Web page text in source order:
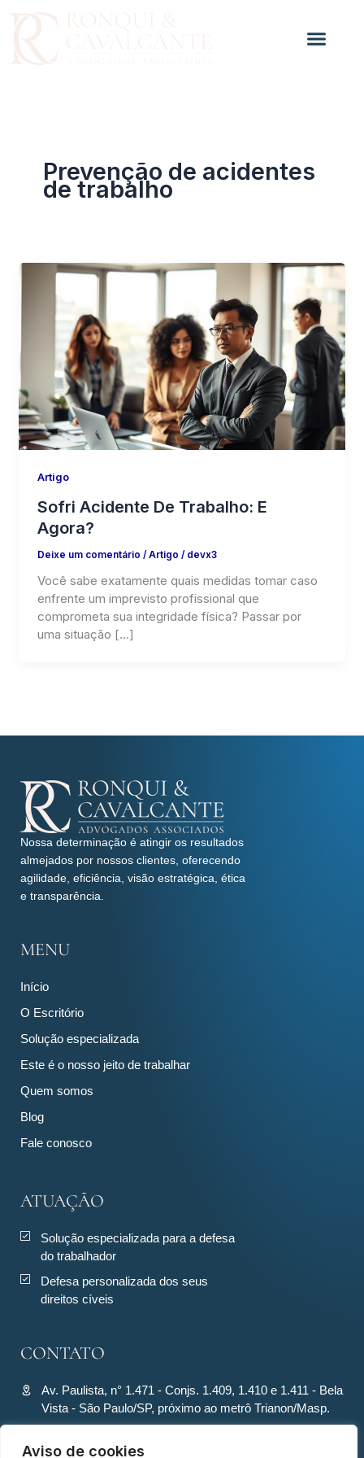
Aviso de cookies
Prevenção de acidentes
de trabalho
Artigo
Sofri Acidente De Trabalho: E
Agora?
Deixe um comentário / Artigo / devx3
Você sabe exatamente quais medidas tomar caso
enfrente um imprevisto profissional que
comprometa sua integridade física? Passar por
uma situação […]
Nossa determinação é atingir os resultados
almejados por nossos clientes, oferecendo
agilidade, eficiência, visão estratégica, ética
e transparência.
MENU
Início
O Escritório
Solução especializada
Este é o nosso jeito de trabalhar
Quem somos
Blog
Fale conosco
ATUAÇÃO
Solução especializada para a defesa
do trabalhador
Defesa personalizada dos seus
direitos cíveis
CONTATO
Av. Paulista, n° 1.471 - Conjs. 1.409, 1.410 e 1.411 - Bela
Vista - São Paulo/SP, próximo ao metrô Trianon/Masp.